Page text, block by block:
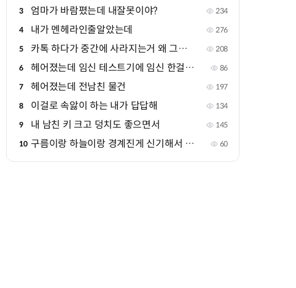
3 엄마가 바람폈는데 내잘못이야? 234
4 내가 멘헤라인줄알았는데 276
5 카톡 하다가 중간에 사라지는거 왜 그러는거야? 208
6 헤어졌는데 임신 테스트기에 임신 한걸로 떴어 86
7 헤어졌는데 전남친 물건 197
8 이걸로 속앓이 하는 내가 답답해 134
9 내 남친 키 크고 덩치도 좋으면서 145
10 구름이랑 하늘이랑 경계진게 신기해서 올려봐~! 60